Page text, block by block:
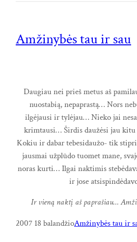
Amžinybės tau ir sau
Daugiau nei prieš metus aš
nuostabią, nepaprastą… Nors
ilgėjausi ir tylėjau… Nieko jai
krimtausi… Širdis daužėsi jau
Kokiu ir dabar tebesidaužo- tik
jausmai užplūdo tuomet mane,
noras kurti… Ilgai naktimis
ir jose
Ir vieną naktį aš paprašiau…
2007 18 balandžioAmžinybės tau ir